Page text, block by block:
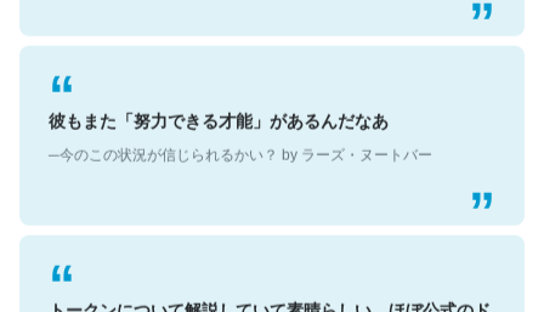
彼もまた「努力できる才能」があるんだなあ
─今のこの状況が信じられるかい？ by ラーズ・ヌートバー
トークンについて解説していて素晴らしい。ほぼ公式のド